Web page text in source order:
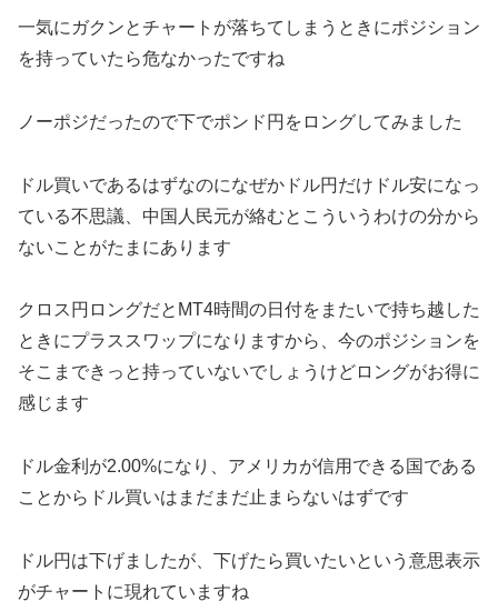
一気にガクンとチャートが落ちてしまうときにポジション
を持っていたら危なかったですね
ノーポジだったので下でポンド円をロングしてみました
ドル買いであるはずなのになぜかドル円だけドル安になっ
ている不思議、中国人民元が絡むとこういうわけの分から
ないことがたまにあります
クロス円ロングだとMT4時間の日付をまたいで持ち越した
ときにプラススワップになりますから、今のポジションを
そこまできっと持っていないでしょうけどロングがお得に
感じます
ドル金利が2.00%になり、アメリカが信用できる国である
ことからドル買いはまだまだ止まらないはずです
ドル円は下げましたが、下げたら買いたいという意思表示
がチャートに現れていますね